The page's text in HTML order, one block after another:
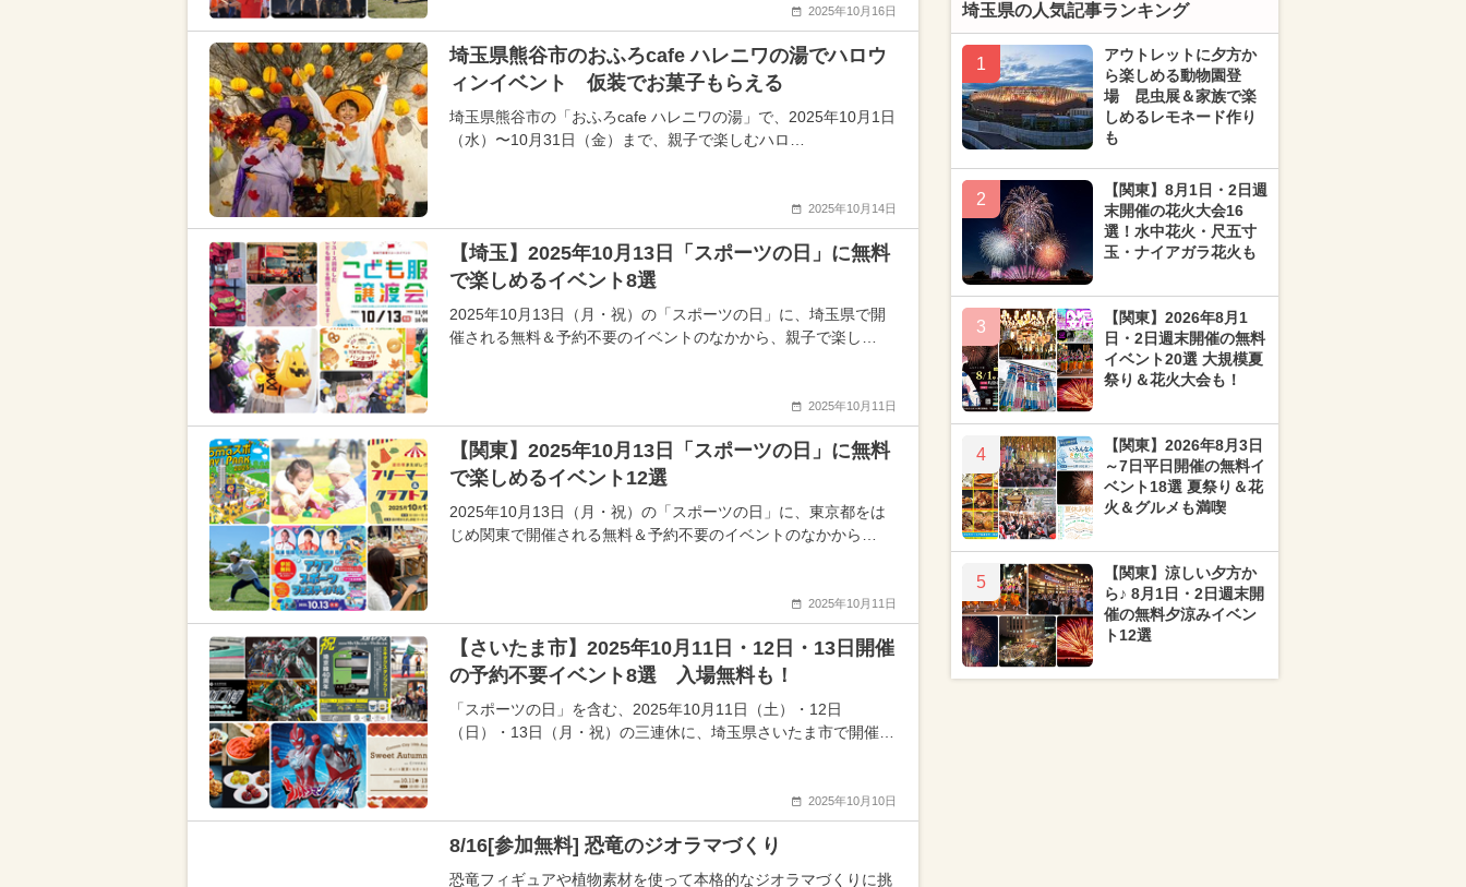
2025年10月16日
埼玉県熊谷市のおふろcafe ハレニワの湯でハロウ
ィンイベント 仮装でお菓子もらえる
埼玉県熊谷市の「おふろcafe ハレニワの湯」で、2025年10月1日
（水）〜10月31日（金）まで、親子で楽しむハロ…
2025年10月14日
【埼玉】2025年10月13日「スポーツの日」に無料
で楽しめるイベント8選
2025年10月13日（月・祝）の「スポーツの日」に、埼玉県で開
催される無料＆予約不要のイベントのなかから、親子で楽し…
2025年10月11日
【関東】2025年10月13日「スポーツの日」に無料
で楽しめるイベント12選
2025年10月13日（月・祝）の「スポーツの日」に、東京都をは
じめ関東で開催される無料＆予約不要のイベントのなかから…
2025年10月11日
【さいたま市】2025年10月11日・12日・13日開催
の予約不要イベント8選 入場無料も！
「スポーツの日」を含む、2025年10月11日（土）・12日
（日）・13日（月・祝）の三連休に、埼玉県さいたま市で開催…
2025年10月10日
8/16[参加無料] 恐竜のジオラマづくり
恐竜フィギュアや植物素材を使って本格的なジオラマづくりに挑
埼玉県の人気記事ランキング
1
アウトレットに夕方か
ら楽しめる動物園登
場 昆虫展＆家族で楽
しめるレモネード作り
も
2
【関東】8月1日・2日週
末開催の花火大会16
選！水中花火・尺五寸
玉・ナイアガラ花火も
3
【関東】2026年8月1
日・2日週末開催の無料
イベント20選 大規模夏
祭り＆花火大会も！
4
【関東】2026年8月3日
～7日平日開催の無料イ
ベント18選 夏祭り＆花
火＆グルメも満喫
5
【関東】涼しい夕方か
ら♪ 8月1日・2日週末開
催の無料夕涼みイベン
ト12選